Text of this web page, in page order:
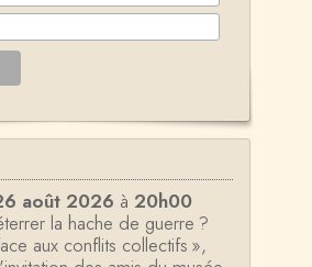
août 2026 à 20h00
la hache de guerre ?
aux conflits collectifs »,